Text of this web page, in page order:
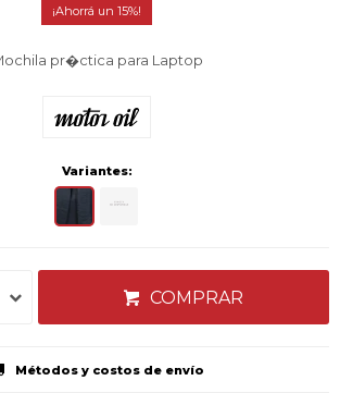
15
pr�ctica para Laptop
Variantes:
COMPRAR
Métodos y costos de envío